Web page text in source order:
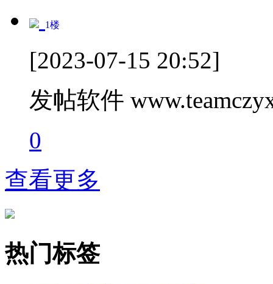
1楼
[2023-07-15 20:52]
发帖软件
0
查看更多
热门标签